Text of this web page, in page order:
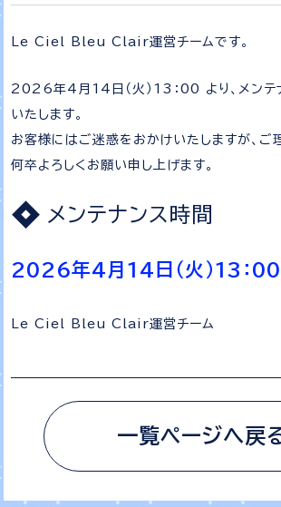
Le Ciel Bleu Clair運営チームです。
2026年4月14日（火）13：00 より、メンテ
いたします。
お客様にはご迷惑をおかけいたしますが、ご
何卒よろしくお願い申し上げます。
メンテナンス時間
2026年4月14日（火）13：
Le Ciel Bleu Clair運営チーム
一覧ページへ戻